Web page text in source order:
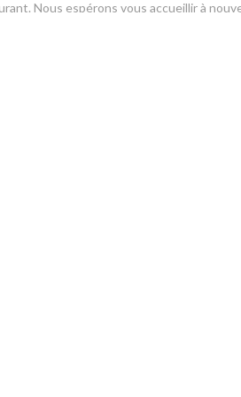
Nous espérons vous accueillir à